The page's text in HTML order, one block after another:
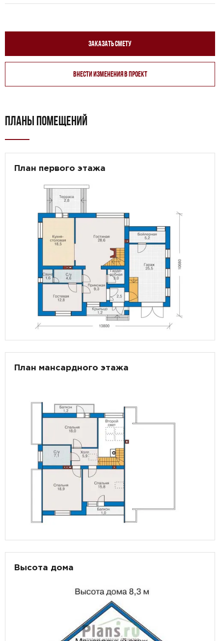
Заказать смету
Внести изменения в проект
ПЛАНЫ ПОМЕЩЕНИЙ
План первого этажа
План мансардного этажа
Высота дома